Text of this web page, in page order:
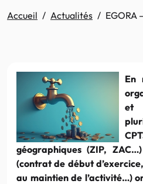
Accueil Actualités EGORA
En
et
géographiques (ZIP,
(contrat de début
au maintien de l’activité…)